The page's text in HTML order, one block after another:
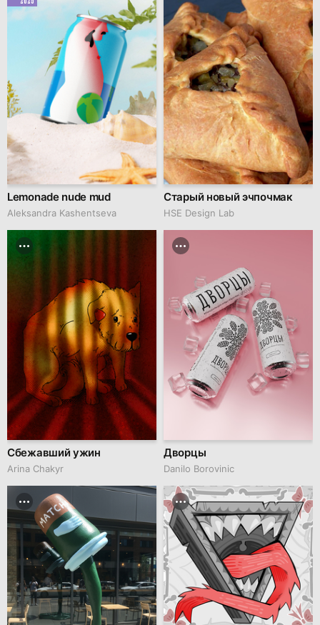
Lemonade nude mud
Aleksandra Kashentseva
Старый новый эчпочмак
HSE Design Lab
Сбежавший ужин
Arina Chakyr
Дворцы
Danilo Borovinic